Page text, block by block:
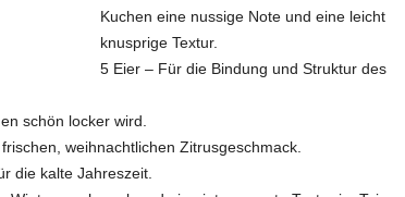
Kuchen eine nussige Note und eine leicht
knusprige Textur.
5 Eier – Für die Bindung und Struktur des
schön locker wird.
weihnachtlichen Zitrusgeschmack.
die kalte Jahreszeit.